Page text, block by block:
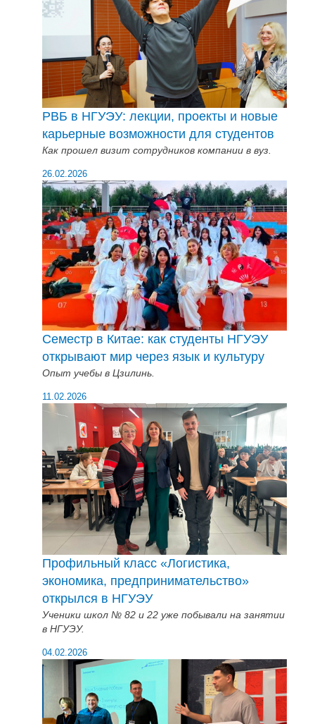
РВБ в НГУЭУ: лекции, проекты и новые
карьерные возможности для студентов
Как прошел визит сотрудников компании в вуз.
26.02.2026
Семестр в Китае: как студенты НГУЭУ
открывают мир через язык и культуру
Опыт учебы в Цзилинь.
11.02.2026
Профильный класс «Логистика,
экономика, предпринимательство»
открылся в НГУЭУ
Ученики школ № 82 и 22 уже побывали на занятии
в НГУЭУ.
04.02.2026